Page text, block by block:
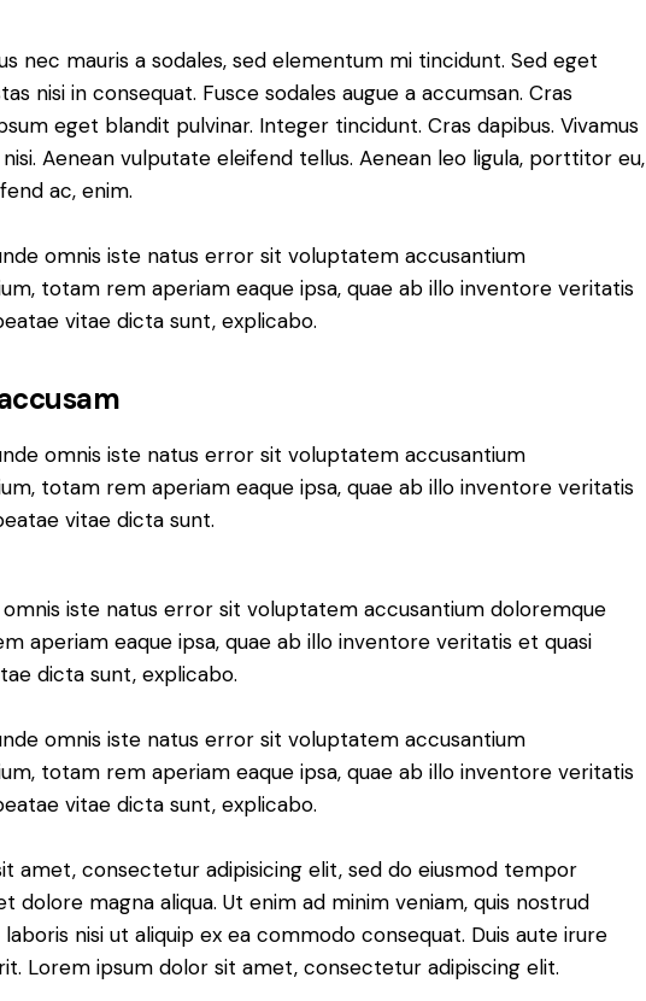
nec mauris a sodales, sed elementum mi tincidunt. Sed eget
nisi in consequat. Fusce sodales augue a accumsan. Cras
eget blandit pulvinar. Integer tincidunt. Cras dapibus. Vivamus
Aenean vulputate eleifend tellus. Aenean leo ligula, porttitor eu,
ac, enim.
omnis iste natus error sit voluptatem accusantium
totam rem aperiam eaque ipsa, quae ab illo inventore veritatis
vitae dicta sunt, explicabo.
omnis iste natus error sit voluptatem accusantium
totam rem aperiam eaque ipsa, quae ab illo inventore veritatis
vitae dicta sunt.
iste natus error sit voluptatem accusantium doloremque
aperiam eaque ipsa, quae ab illo inventore veritatis et quasi
dicta sunt, explicabo.
omnis iste natus error sit voluptatem accusantium
totam rem aperiam eaque ipsa, quae ab illo inventore veritatis
vitae dicta sunt, explicabo.
amet, consectetur adipisicing elit, sed do eiusmod tempor
dolore magna aliqua. Ut enim ad minim veniam, quis nostrud
nisi ut aliquip ex ea commodo consequat. Duis aute irure
Lorem ipsum dolor sit amet, consectetur adipiscing elit.